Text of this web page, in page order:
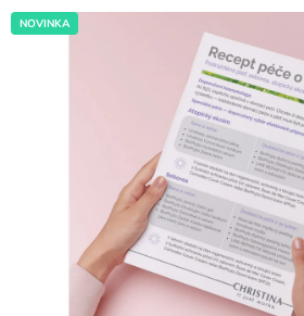
produktu
je
NOVINKA